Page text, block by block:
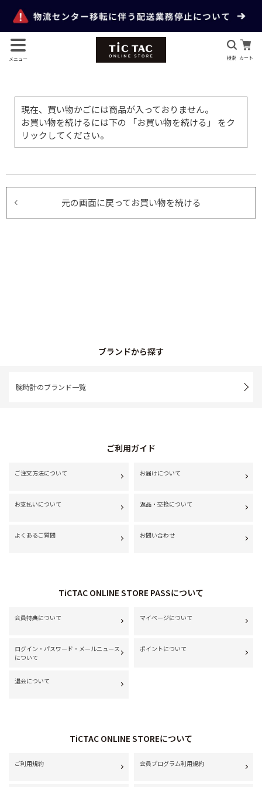
メニュー 検索 カート
現在、買い物かごには商品が入っておりません。
お買い物を続けるには下の 「お買い物を続ける」 をク
リックしてください。
元の画面に戻ってお買い物を続ける
ブランドから探す
腕時計のブランド一覧
ご利用ガイド
ご注文方法について お届けについて
お支払いについて 返品・交換について
よくあるご質問 お問い合わせ
TiCTAC ONLINE STORE PASSについて
会員特典について マイページについて
ログイン・パスワード・メールニュース
について
ポイントについて
退会について
TiCTAC ONLINE STOREについて
ご利用規約 会員プログラム利用規約